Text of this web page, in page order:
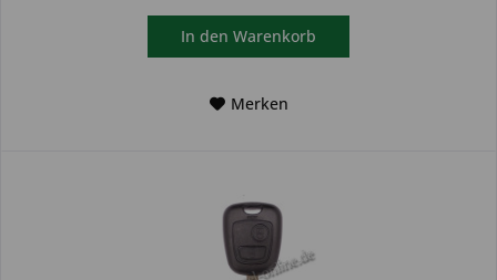
In den Warenkorb
Merken